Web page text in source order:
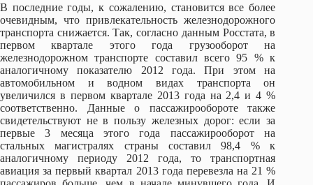
В последние годы, к сожалению, становится все более
очевидным, что привлекательность железнодорожного
транспорта снижается. Так, согласно данным Росстата, в
первом квартале этого года грузооборот на
железнодорожном транспорте составил всего 95 % к
аналогичному показателю 2012 года. При этом на
автомобильном и водном видах транспорта он
увеличился в первом квартале 2013 года на 2,4 и 4 %
соответственно. Данные о пассажирообороте также
свидетельствуют не в пользу железных дорог: если за
первые 3 месяца этого года пассажирооборот на
стальных магистралях страны составил 98,4 % к
аналогичному периоду 2012 года, то транспортная
авиация за первый квартал 2013 года перевезла на 21 %